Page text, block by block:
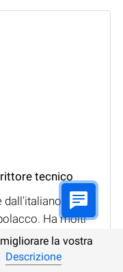
tecnico
Ha molti
testi di vario
tecnici alle
la vostra
Descrizione